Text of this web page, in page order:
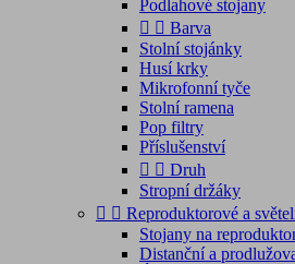
Podlahové stojany
  Barva
Stolní stojánky
Husí krky
Mikrofonní tyče
Stolní ramena
Pop filtry
Příslušenství
  Druh
Stropní držáky
  Reproduktorové a
Stojany na
Distanční a